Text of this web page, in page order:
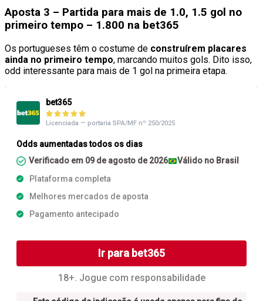
Aposta 3 – Partida para mais de 1.0, 1.5 gol no
primeiro tempo – 1.800 na bet365
Os portugueses têm o costume de construírem placares
ainda no primeiro tempo, marcando muitos gols. Dito isso,
odd interessante para mais de 1 gol na primeira etapa.